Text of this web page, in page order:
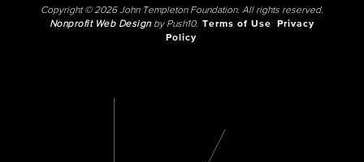
Copyright © 2026 John Templeton Foundation. All rights reserved.
Nonprofit Web Designby Push10. Terms of Use
Privacy
Policy